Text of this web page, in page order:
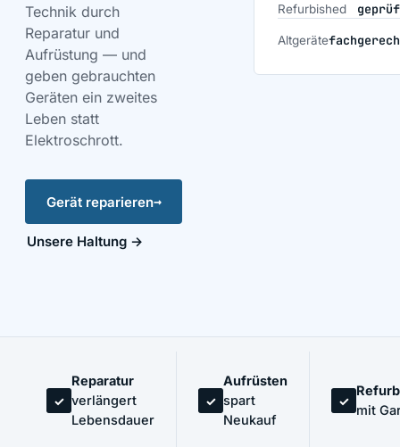
Technik durch
Reparatur und
Aufrüstung — und
geben gebrauchten
Geräten ein zweites
Leben statt
Elektroschrott.
Gerät reparieren→
Unsere Haltung→
Refurbished
Altgeräte
✓
Reparatur
verlängert
Lebensdauer
✓
Aufrüsten
spart
Neukauf
✓
mit